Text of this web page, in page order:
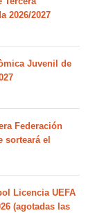
2026/2027
Juvenil de
Federación
sorteará el
Licencia UEFA
(agotadas las